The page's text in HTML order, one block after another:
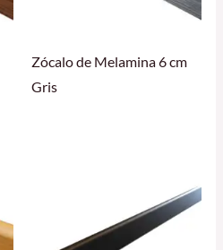
Zócalo de Melamina 6 cm
Gris